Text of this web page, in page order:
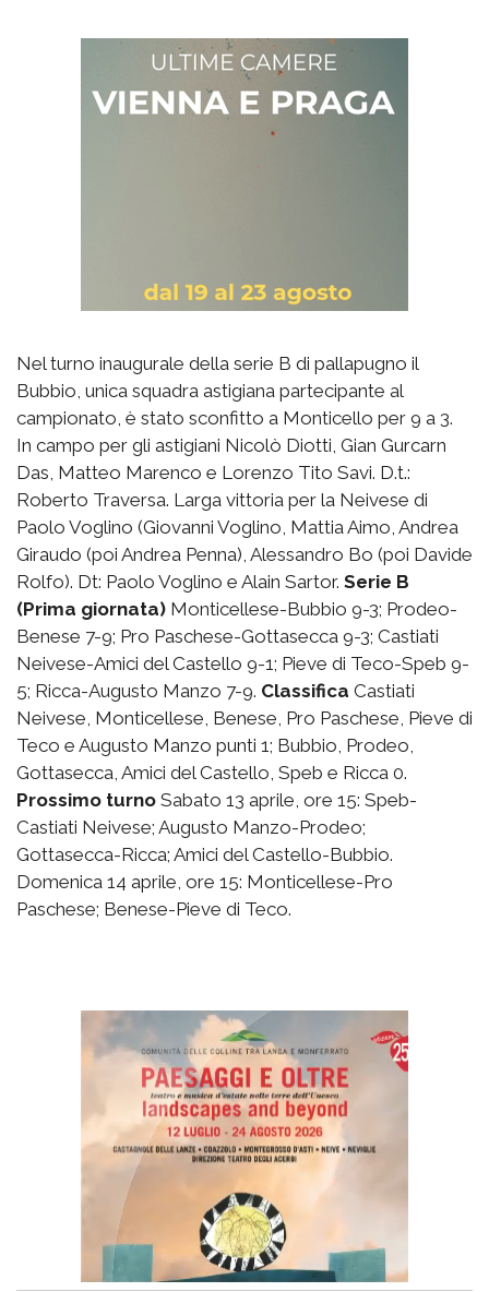
Nel turno inaugurale della serie B di pallapugno il
Bubbio, unica squadra astigiana partecipante al
campionato, è stato sconfitto a Monticello per 9 a 3.
In campo per gli astigiani Nicolò Diotti, Gian Gurcarn
Das, Matteo Marenco e Lorenzo Tito Savi. D.t.:
Roberto Traversa. Larga vittoria per la Neivese di
Paolo Voglino (Giovanni Voglino, Mattia Aimo, Andrea
Giraudo (poi Andrea Penna), Alessandro Bo (poi Davide
Rolfo). Dt: Paolo Voglino e Alain Sartor. Serie B
(Prima giornata) Monticellese-Bubbio 9-3; Prodeo-
Benese 7-9; Pro Paschese-Gottasecca 9-3; Castiati
Neivese-Amici del Castello 9-1; Pieve di Teco-Speb 9-
5; Ricca-Augusto Manzo 7-9. Classifica Castiati
Neivese, Monticellese, Benese, Pro Paschese, Pieve di
Teco e Augusto Manzo punti 1; Bubbio, Prodeo,
Gottasecca, Amici del Castello, Speb e Ricca 0.
Prossimo turno Sabato 13 aprile, ore 15: Speb-
Castiati Neivese; Augusto Manzo-Prodeo;
Gottasecca-Ricca; Amici del Castello-Bubbio.
Domenica 14 aprile, ore 15: Monticellese-Pro
Paschese; Benese-Pieve di Teco.